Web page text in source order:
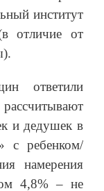
институт
отличие от
ответили
и дедушек в
с ребенком/
намерения
4,8% – не